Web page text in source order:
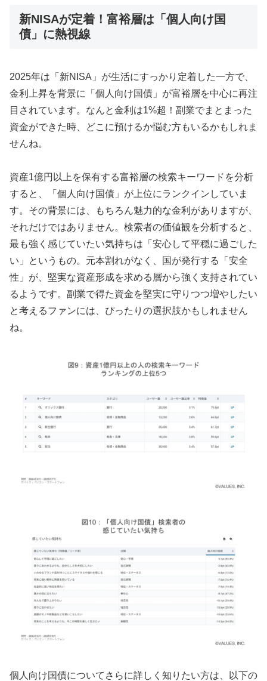
新NISAが定着！富裕層は「個人向け国
債」に熱視線
2025年は「新NISA」が生活にすっかり定着した一方で、
金利上昇を背景に「個人向け国債」が富裕層を中心に再注
目されています。なんと金利は1%超！副業でまとまった
資金ができた時、どこに預けるか悩む方もいるかもしれま
せんね。
資産1億円以上を保有する富裕層の検索キーワードを分析
すると、「個人向け国債」が上位にランクインしていま
す。その背景には、もちろん魅力的な金利がありますが、
それだけではありません。検索者の価値観を分析すると、
最も強く感じていたい気持ちは「安心して平穏に過ごした
い」というもの。元本割れがなく、国が発行する「安全
性」が、堅実な資産形成を求める層から強く支持されてい
るようです。副業で得た資金を堅実に守りつつ増やしたい
と考えるファンには、ぴったりの選択肢かもしれません
ね。
個人向け国債についてさらに詳しく知りたい方は、以下の